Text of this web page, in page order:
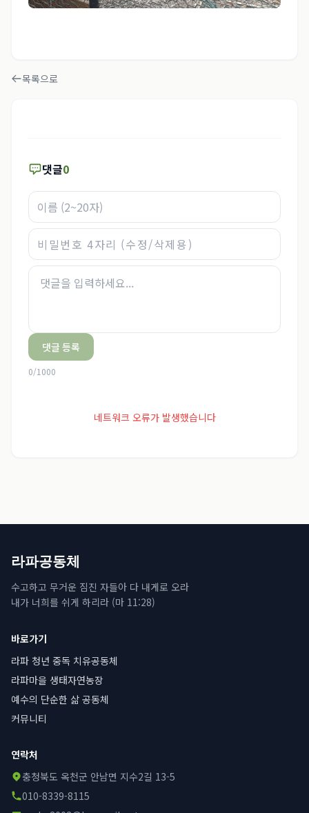
목록으로
댓글0
댓글 등록
0/1000
네트워크 오류가 발생했습니다
라파공동체
수고하고 무거운 짐진 자들아 다 내게로 오라
내가 너희를 쉬게 하리라 (마 11:28)
바로가기
라파 청년 중독 치유공동체
라파마을 생태자연농장
예수의 단순한 삶 공동체
커뮤니티
연락처
충청북도 옥천군 안남면 지수2길 13-5
010-8339-8115